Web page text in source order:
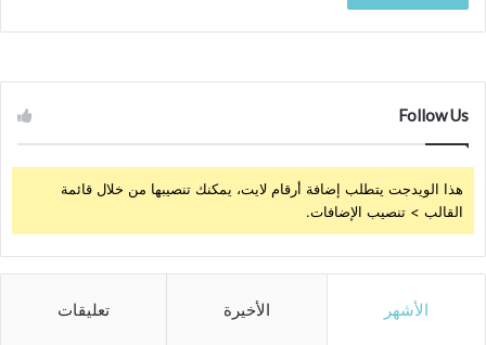
Follow Us
هذا الويدجت يتطلب إضافة أرقام لايت، يمكنك تنصيبها من خلال قائمة
القالب > تنصيب الإضافات.
الأشهر الأخيرة تعليقات